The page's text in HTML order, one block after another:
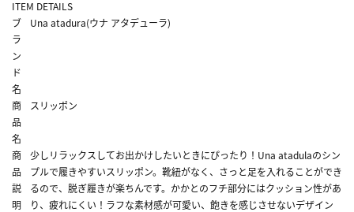
ITEM DETAILS
ブ
ラ
ン
ド
名
Una atadura(ウナ アタデューラ)
商
品
名
スリッポン
商
品
説
明
少しリラックスしてお出かけしたいときにぴったり！Una atadulaのシン
プルで履きやすいスリッポン。靴紐がなく、さっと足を入れることができ
るので、脱ぎ履きが楽ちんです。かかとのフチ部分にはクッション性があ
り、疲れにくい！ラフな素材感が可愛い、飽きを感じさせないデザイン